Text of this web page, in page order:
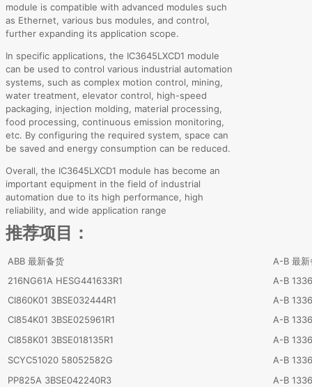
module is compatible with advanced modules such
as Ethernet, various bus modules, and control,
further expanding its application scope.
In specific applications, the IC3645LXCD1 module
can be used to control various industrial automation
systems, such as complex motion control, mining,
water treatment, elevator control, high-speed
packaging, injection molding, material processing,
food processing, continuous emission monitoring,
etc. By configuring the required system, space can
be saved and energy consumption can be reduced.
Overall, the IC3645LXCD1 module has become an
important equipment in the field of industrial
automation due to its high performance, high
reliability, and wide application range
推荐项目：
ABB 最新备货
A-B 最新
216NG61A HESG441633R1
A-B
CI860K01 3BSE032444R1
A-B
CI854K01 3BSE025961R1
A-B
CI858K01 3BSE018135R1
A-B
SCYC51020 58052582G
A-B
PP825A 3BSE042240R3
A-B